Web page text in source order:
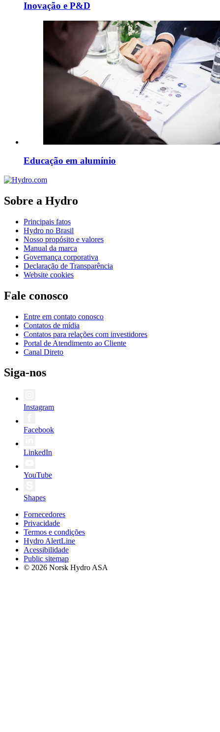
Inovação e P&D
Educação em alumínio
Sobre a Hydro
Principais fatos
Hydro no Brasil
Nosso propósito e valores
Manual da marca
Governança corporativa
Declaração de Transparência
Website cookies
Fale conosco
Entre em contato conosco
Contatos de mídia
Contatos para relações com investidores
Portal de Atendimento ao Cliente
Canal Direto
Siga-nos
Instagram
Facebook
LinkedIn
YouTube
Shapes
Fornecedores
Privacidade
Termos e condições
Hydro AlertLine
Acessibilidade
Public sitemap
© 2026 Norsk Hydro ASA